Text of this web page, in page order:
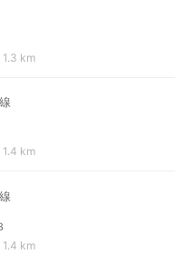
1.3 km
1.4 km
1.4 km